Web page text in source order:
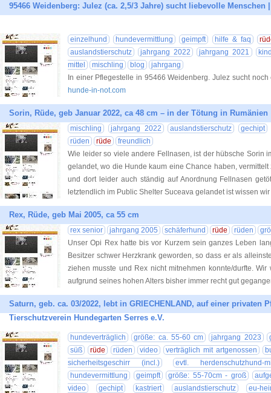
95466 Weidenberg: Julez (ca. 2,5/3 Jahre) sucht liebevolle Menschen
einzelhund hundevermittlung geimpft hilfe & faq
auslandstierschutz
jahrgang 2022 jahrgang 2021
mittel
mischling blog
jahrgang
In einer Pflegestelle in 95466 Weidenberg. Julez sucht
hunde-in-not.com
Sorin, Rüde, geb Januar 2022, ca 48 cm – in der Tötung in Rumänien
mischling jahrgang 2022 auslandstierschutz
gechipt
rüden
rüde
freundlich
Wie leider so viele andere Fellnasen, ist der hübsche Sorin
gelandet, wo die Hunde kaum eine Chance haben,
und dort leider auch ständig auf Anordnung Fellnasen
letztendlich im Public Shelter Suceava gelandet ist wissen
Rex, Rüde, geb Mai 2005, ca 55 cm
rex senior jahrgang 2005 schäferhund rüde rüden
Unser Opi Rex hatte bis vor Kurzem sein ganzes Leben
Besitzer schwer Herzkrank geworden, so dass er als
ziehen musste und Rex nicht mitnehmen konnte/durfte.
aufgrund seines hohen Alters bisher immer recht gut
Saturn, geb. ca. 03/2022, lebt in GRIECHENLAND, auf einer privaten
Tierschutzverein Hundegarten Serres e.V.
hundeverträglich größe: ca. 55-60 cm jahrgang 2023
süß
rüde rüden video verträglich mit artgenossen
sicherheitsgeschirr (incl.)
evtl. herdenschutzhund-
hundevermittlung
geimpft größe: 55-70cm - groß
video
gechipt kastriert auslandstierschutz
eu-